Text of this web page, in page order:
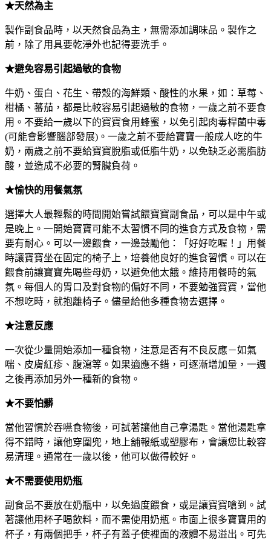
★天然為主
製作副食品時，以天然食品為主，無需添加調味品。製作之
前，除了用具要乾淨外也記得要洗手。
★避免容易引起過敏的食物
牛奶、蛋白、花生、帶殼的海鮮類、酸性的水果，如：草莓、
柑橘、蕃茄，都是比較容易引起過敏的食物，一歲之前不要食
用。不要給一歲以下的寶寶食用蜂蜜，以免引起肉毒桿菌中毒
(可能會影響腦部發展)。一歲之前不要給寶寶一般成人吃的牛
奶，兩歲之前不要給寶寶脫脂或低脂牛奶，以免缺乏必需脂肪
酸，並造成不必要的腎臟負荷。
★愉快的用餐氣氛
選擇大人最輕鬆的時間開始嘗試餵寶寶副食品，可以是中午或
是晚上。一開始寶寶可能不太習慣不同的進食方式及食物，需
要有耐心。可以一邊餵食，一邊鼓勵他：「好好吃喔！」用餐
時讓寶寶坐在固定的椅子上，培養他良好的進食習慣。可以在
餵食前讓寶寶先喝些母奶，以避免他太餓。維持用餐時的氣
氛。每個人的胃口及對食物的偏好不同，不要勉強寶寶，當他
不想吃時，就抱離椅子。儘量給他多種食物去選擇。
★注意反應
一次從少量開始添加一種食物，注意是否有不良反應－如氣
喘、皮膚紅疹、腹瀉等。如果適應不錯，可逐漸增加量，一週
之後再添加另外一種新的食物。
★不要怕髒
當他習慣於吞嚥食物後，可試著讓他自己拿湯匙。當他湯匙拿
得不錯時，讓他穿圍兜，地上舖報紙或塑膠布，會讓您比較容
易清理。通常在一歲以後，他可以做得較好。
★不需要使用奶瓶
副食品不要放在奶瓶中，以免過度餵食，或是讓寶寶嗆到。試
著讓他用杯子喝飲料，而不需使用奶瓶。市面上很多寶寶用的
杯子，有兩個把手，杯子有蓋子使裡面的液體不易溢出。可先